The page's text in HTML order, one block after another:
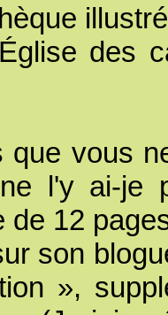
des
que vous
l'y ai-je
de 12
son
»,